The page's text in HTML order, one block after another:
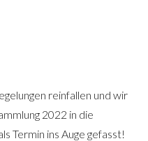
reinfallen und wir
2022 in die
Termin ins Auge gefasst!